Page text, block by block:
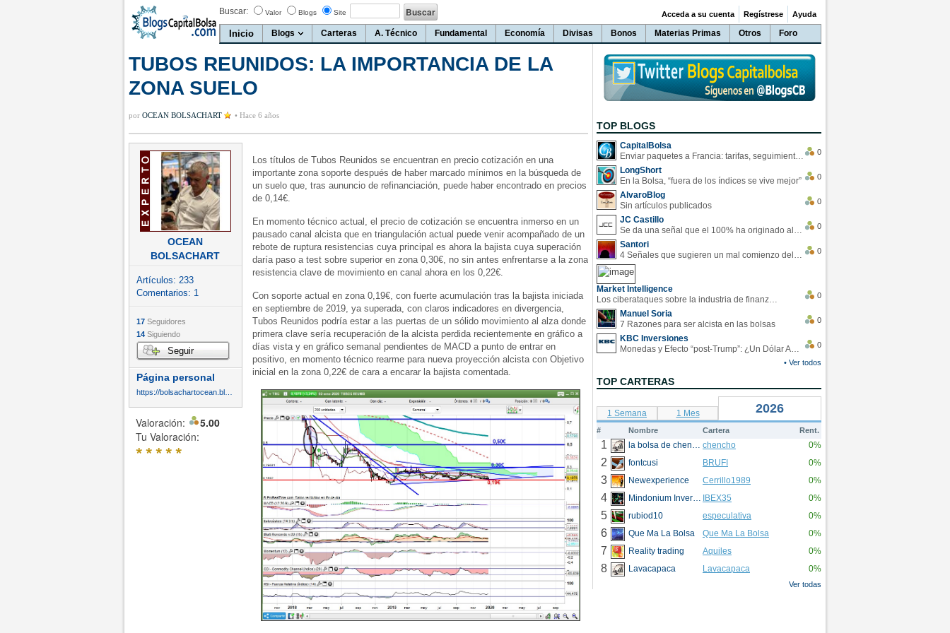
Buscar: Valor Blogs Site
Inicio Blogs Carteras A. Técnico Fundamental Economía Divisas Bonos Materias Primas Otros Foro
Acceda a su cuenta Regístrese Ayuda
TUBOS REUNIDOS: LA IMPORTANCIA DE LA
ZONA SUELO
por OCEAN BOLSACHART • Hace 6 años
OCEAN
BOLSACHART
Artículos: 233
Comentarios: 1
17 Seguidores
14 Siguiendo
Seguir
Página personal
Valoración:
5.00
Tu Valoración:
*****
Los títulos de Tubos Reunidos se encuentran en precio cotización en una
importante zona soporte después de haber marcado mínimos en la búsqueda de
un suelo que, tras aununcio de refinanciación, puede haber encontrado en precios
de 0,14€.
En momento técnico actual, el precio de cotización se encuentra inmerso en un
pausado canal alcista que en triangulación actual puede venir acompañado de un
rebote de ruptura resistencias cuya principal es ahora la bajista cuya superación
daría paso a test sobre superior en zona 0,30€, no sin antes enfrentarse a la zona
resistencia clave de movimiento en canal ahora en los 0,22€.
Con soporte actual en zona 0,19€, con fuerte acumulación tras la bajista iniciada
en septiembre de 2019, ya superada, con claros indicadores en divergencia,
Tubos Reunidos podría estar a las puertas de un sólido movimiento al alza donde
primera clave sería recuperación de la alcista perdida recientemente en gráfico a
días vista y en gráfico semanal pendientes de MACD a punto de entrar en
positivo, en momento técnico rearme para nueva proyección alcista con Objetivo
inicial en la zona 0,22€ de cara a encarar la bajista comentada.
TOP BLOGS
CapitalBolsa
Enviar paquetes a Francia: tarifas, seguimiento y ventajas destacadas
0
LongShort
En la Bolsa, “fuera de los índices se vive mejor”
0
AlvaroBlog
Sin artículos publicados
0
JC Castillo
Se da una señal que el 100% ha originado alzas en las bolsas
0
Santori
4 Señales que sugieren un mal comienzo del 3T de la economía EEUU
0
Market Intelligence
Los ciberataques sobre la industria de finanzas se han duplicado este año
0
Manuel Soria
7 Razones para ser alcista en las bolsas
0
KBC Inversiones
Monedas y Efecto “post-Trump”: ¿Un Dólar Americano operando en rangos?
0
• Ver todos
TOP CARTERAS
1 Semana 1 Mes 2026
# Nombre Cartera Rent.
1 la bolsa de chencho chencho 0%
2 fontcusi BRUFI 0%
3 Newexperience Cerrillo1989 0%
4 Mindonium Inversions IBEX35 0%
5 rubiod10 especulativa 0%
6 Que Ma La Bolsa Que Ma La Bolsa 0%
7 Reality trading Aquiles 0%
8 Lavacapaca Lavacapaca 0%
Ver todas